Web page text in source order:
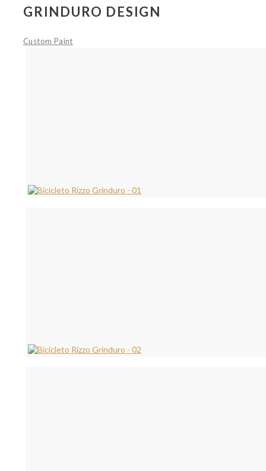
GRINDURO DESIGN
Custom Paint